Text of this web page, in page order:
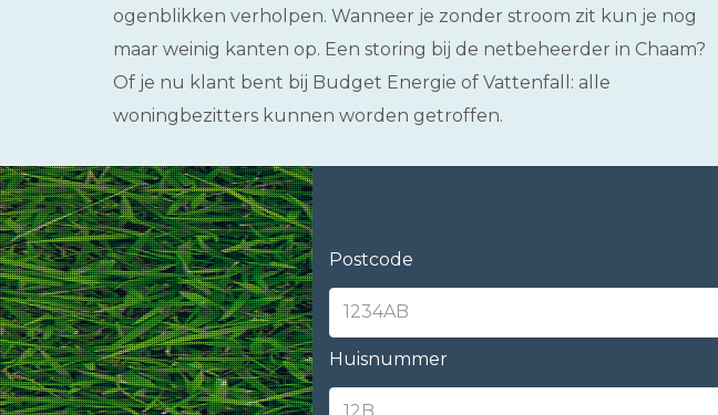
ogenblikken verholpen. Wanneer je zonder stroom zit kun je nog
maar weinig kanten op. Een storing bij de netbeheerder in Chaam?
Of je nu klant bent bij Budget Energie of Vattenfall: alle
woningbezitters kunnen worden getroffen.
Postcode
Huisnummer